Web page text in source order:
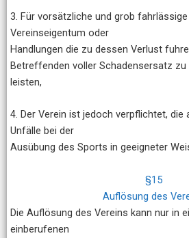
3. Für vorsätzliche und grob
Vereinseigentum oder
Handlungen die zu dessen Verlust
Betreffenden voller Schadensersatz zu
leisten,
4. Der Verein ist jedoch verpflichtet, die
Unfälle bei der
Ausübung des Sports in geeigneter
§15
Auflösung des
Die Auflösung des Vereins kann nur in
einberufenen